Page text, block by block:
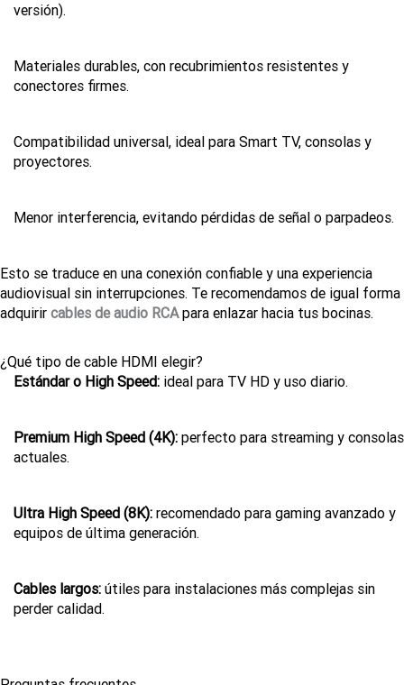
versión).
Materiales durables, con recubrimientos resistentes y
conectores firmes.
Compatibilidad universal, ideal para Smart TV, consolas y
proyectores.
Menor interferencia, evitando pérdidas de señal o parpadeos.
Esto se traduce en una conexión confiable y una experiencia
audiovisual sin interrupciones. Te recomendamos de igual forma
adquirir cables de audio RCApara enlazar hacia tus bocinas.
¿Qué tipo de cable HDMI elegir?
Estándar o High Speed: ideal para TV HD y uso diario.
Premium High Speed (4K): perfecto para streaming y consolas
actuales.
Ultra High Speed (8K): recomendado para gaming avanzado y
equipos de última generación.
Cables largos: útiles para instalaciones más complejas sin
perder calidad.